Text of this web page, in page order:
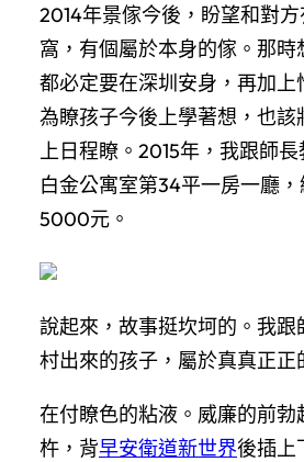
2014年景傢今後，盼望和對
窩，有個屬於本身的傢。那
都必定要在深圳安身，再加上
為瞭孩子今後上學著想，也該
上日程瞭。2015年，我跟師
白金公寓室第34平一房一廳
5000元。
說起來，故事挺坎坷的。我跟
村出來的孩子，屬於真真正正
在付瞭色的粘液。威廉的前勃
杵，背早安衛道新世界後插上